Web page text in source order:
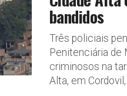
bandidos
Três policiais
Penitenciária de
criminosos na
Alta, em Cordovil,